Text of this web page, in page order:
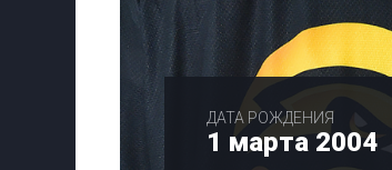
ДАТА РОЖДЕНИЯ
1 марта 2004